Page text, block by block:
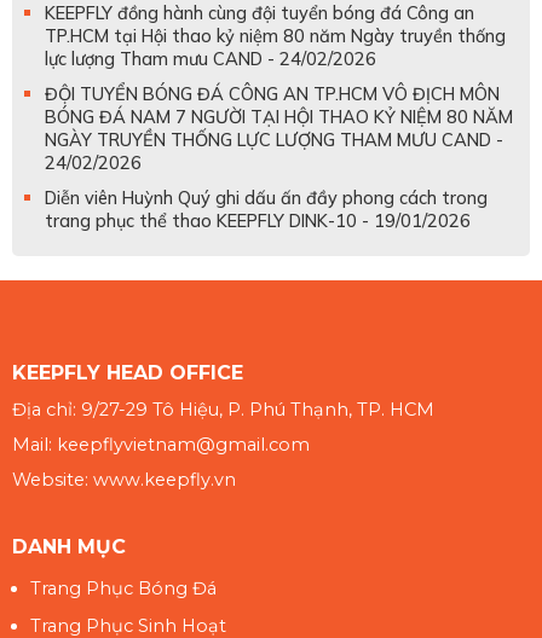
KEEPFLY đồng hành cùng đội tuyển bóng đá Công an
TP.HCM tại Hội thao kỷ niệm 80 năm Ngày truyền thống
lực lượng Tham mưu CAND - 24/02/2026
ĐỘI TUYỂN BÓNG ĐÁ CÔNG AN TP.HCM VÔ ĐỊCH MÔN
BÓNG ĐÁ NAM 7 NGƯỜI TẠI HỘI THAO KỶ NIỆM 80 NĂM
NGÀY TRUYỀN THỐNG LỰC LƯỢNG THAM MƯU CAND -
24/02/2026
Diễn viên Huỳnh Quý ghi dấu ấn đầy phong cách trong
trang phục thể thao KEEPFLY DINK-10 - 19/01/2026
KEEPFLY HEAD OFFICE
Địa chỉ: 9/27-29 Tô Hiệu, P. Phú Thạnh, TP. HCM
Mail: keepflyvietnam@gmail.com
Website: www.keepfly.vn
DANH MỤC
Trang Phục Bóng Đá
Trang Phục Sinh Hoạt